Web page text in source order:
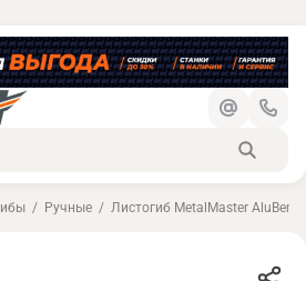
Ручные Листогиб MetalMaster